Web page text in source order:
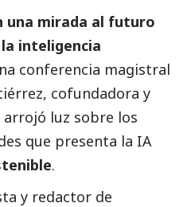
una mirada al futuro
inteligencia
conferencia magistral
, cofundadora y
arrojó luz sobre los
que presenta la IA
.
y redactor de